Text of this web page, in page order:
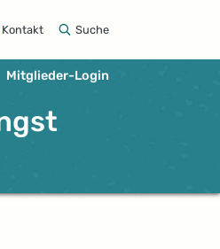
Kontakt Suche
Mitglieder-Login